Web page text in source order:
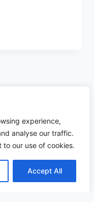
experience,
analyse our traffic.
to our use of cookies.
Accept All
de Ojos de Ceuta
porKadence
↑ Volver al índice